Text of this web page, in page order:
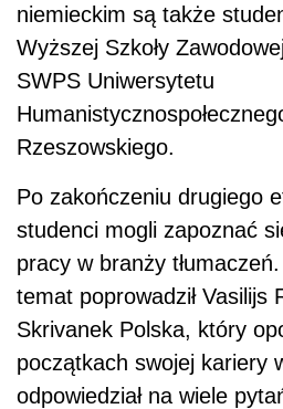
niemieckim są także
Wyższej Szkoły
SWPS Uniwersytetu
Rzeszowskiego.
Po zakończeniu drugiego
studenci mogli zapoznać
pracy w branży
temat poprowadził Vasilijs
Skrivanek Polska, który
początkach swojej kariery
odpowiedział na wiele